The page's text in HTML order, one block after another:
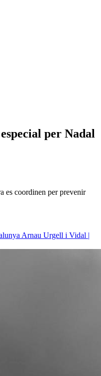
per Nadal
es coordinen per prevenir
Arnau Urgell i Vidal |